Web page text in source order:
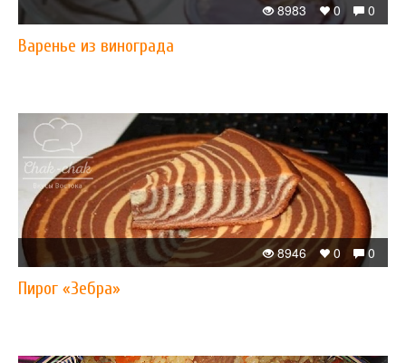
0
0
8983
Варенье из винограда
0
0
8946
Пирог «Зебра»